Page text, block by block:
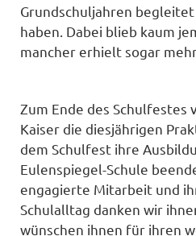
Grundschuljahren
haben. Dabei blieb kaum
mancher erhielt sogar
Zum Ende des Schulfestes
Kaiser die diesjährigen
dem Schulfest ihre
Eulenspiegel-Schule
engagierte Mitarbeit und
Schulalltag danken wir
wünschen ihnen für ihren